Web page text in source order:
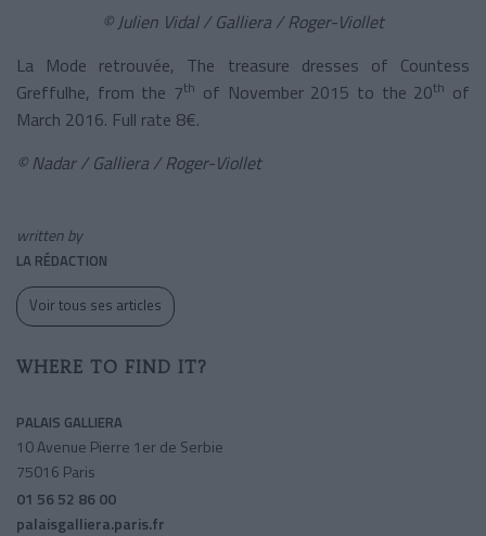
© Julien Vidal / Galliera / Roger-Viollet
La Mode retrouvée, The treasure dresses of Countess
Greffulhe, from the 7th of November 2015 to the 20th of
March 2016. Full rate 8€.
© Nadar / Galliera / Roger-Viollet
written by
LA RÉDACTION
Voir tous ses articles
WHERE TO FIND IT?
PALAIS GALLIERA
10 Avenue Pierre 1er de Serbie
75016 Paris
01 56 52 86 00
palaisgalliera.paris.fr